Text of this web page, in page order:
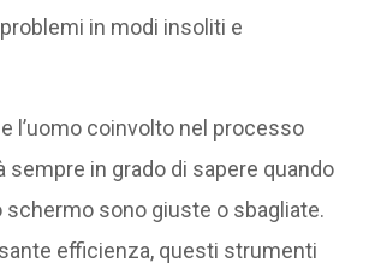
in modi insoliti e
l’uomo coinvolto nel processo
sempre in grado di sapere quando
sono giuste o sbagliate.
efficienza, questi strumenti